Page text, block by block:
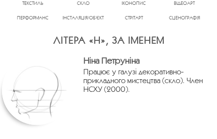
ТЕКСТИЛЬ СКЛО ІКОНОПИС ВІДЕОАРТ
ПЕРФОРМАНС ІНСТАЛЯЦІЯ/ОБ’ЄКТ СТРІТАРТ СЦЕНОГРАФІЯ
ЛІТЕРА «Н», ЗА ІМЕНЕМ
Ніна Петруніна
Працює у галузі декоративно-
прикладного мистецтва (скло). Член
НСХУ (2000).